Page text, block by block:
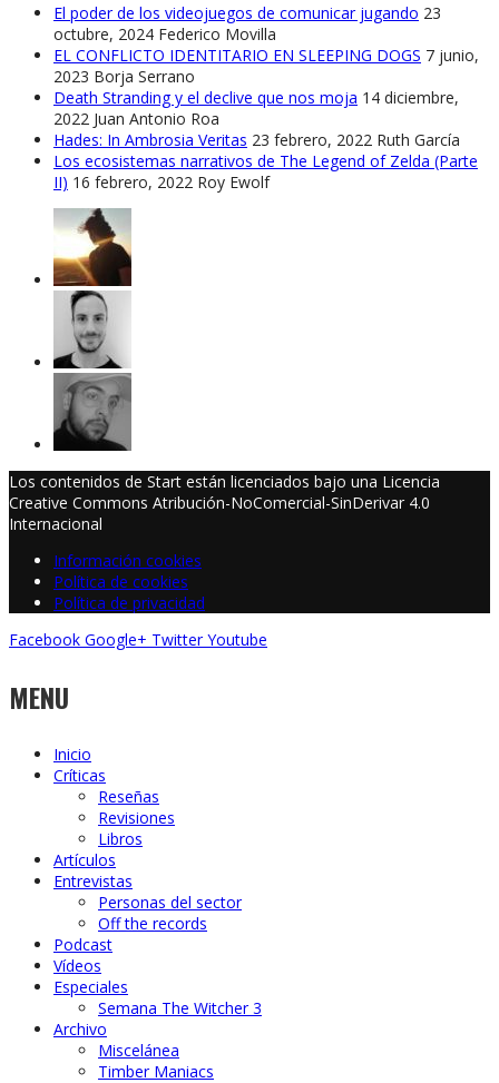
El poder de los videojuegos de comunicar jugando 23
octubre, 2024 Federico Movilla
EL CONFLICTO IDENTITARIO EN SLEEPING DOGS 7 junio,
2023 Borja Serrano
Death Stranding y el declive que nos moja 14 diciembre,
2022 Juan Antonio Roa
Hades: In Ambrosia Veritas 23 febrero, 2022 Ruth García
Los ecosistemas narrativos de The Legend of Zelda (Parte
II) 16 febrero, 2022 Roy Ewolf
Los contenidos de Start están licenciados bajo una Licencia
Creative Commons Atribución-NoComercial-SinDerivar 4.0
Internacional
Información cookies
Política de cookies
Política de privacidad
Facebook Google+ Twitter Youtube
MENU
Inicio
Críticas
Reseñas
Revisiones
Libros
Artículos
Entrevistas
Personas del sector
Off the records
Podcast
Vídeos
Especiales
Semana The Witcher 3
Archivo
Miscelánea
Timber Maniacs